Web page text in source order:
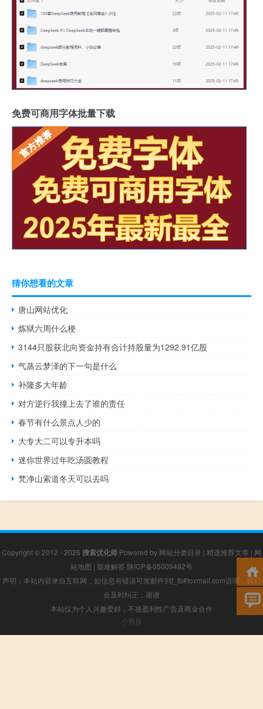
免费可商用字体批量下载
猜你想看的文章
唐山网站优化
炼狱六周什么梗
3144只股获北向资金持有合计持股量为1292.91亿股
气蒸云梦泽的下一句是什么
补隆多大年龄
对方逆行我撞上去了谁的责任
春节有什么景点人少的
大专大二可以专升本吗
迷你世界过年吃汤圆教程
梵净山索道冬天可以去吗
Copyright © 2012 - 2026 搜索优化师 Powered by 网站分类目录 | 精选推荐文章 | 网
站地图 | 疑难解答 陕ICP备05009492号
声明：本站内容来自互联网，如信息有错误可发邮件到f_fb#foxmail.com说明，我们
会及时纠正，谢谢
本站仅为个人兴趣爱好，不接盈利性广告及商业合作
小男孩